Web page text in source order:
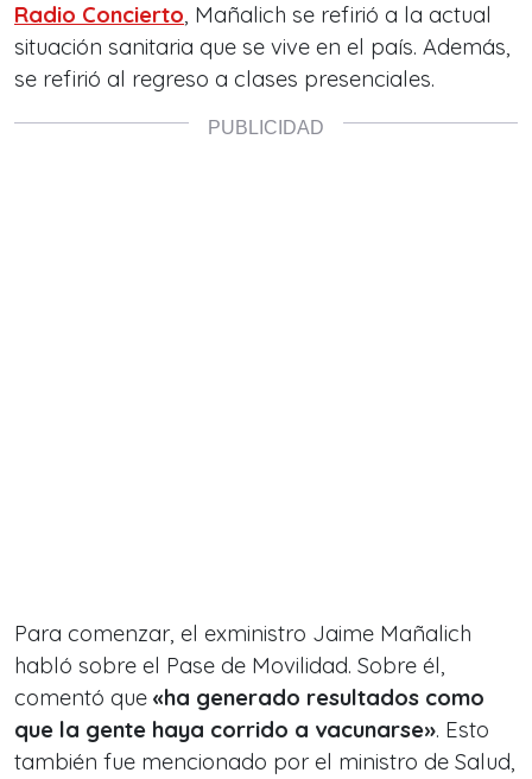
Radio Concierto, Mañalich se refirió a la actual
situación sanitaria que se vive en el país. Además,
se refirió al regreso a clases presenciales.
Para comenzar, el exministro Jaime Mañalich
habló sobre el Pase de Movilidad. Sobre él,
comentó que «ha generado resultados como
que la gente haya corrido a vacunarse». Esto
también fue mencionado por el ministro de Salud,